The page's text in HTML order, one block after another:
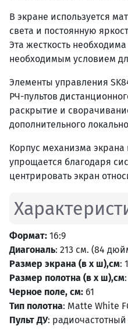
В экране используется
света и постоянную
Эта жесткость
необходимым условием
Элементы управления
РЧ-пультов
раскрытие и
дополнительного
Корпус механизма
упрощается благодаря
центрировать экран
Формат: 16:9
Диагональ: 213 см. (84
Размер экрана (в x ш),см:
Размер полотна (в x ш),см
Черное поле, см: 61
Тип полотна: Matte White
Пульт ДУ: